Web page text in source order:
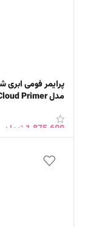
مدل Dream Foam Cloud Primer
1,875,600 تومان